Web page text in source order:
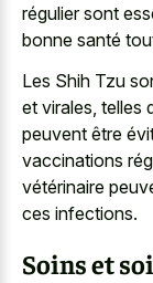
régulier sont
bonne santé
Les Shih Tzu
et virales, telles
peuvent être
vaccinations
vétérinaire
ces infections.
Soins et